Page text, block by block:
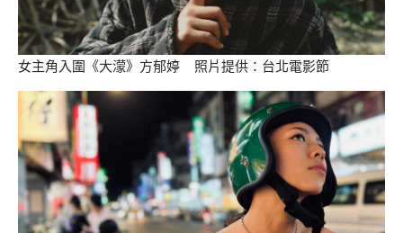
女主角入圍《大濛》方郁婷 照片提供：台北電影節